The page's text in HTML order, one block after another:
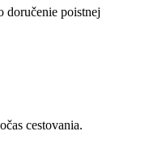
doručenie poistnej
cestovania.